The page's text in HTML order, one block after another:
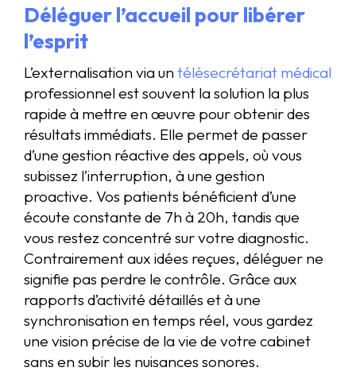
Déléguer l’accueil pour libérer
l’esprit
L’externalisation via untélésecrétariat médical
professionnel est souvent la solution la plus
rapide à mettre en œuvre pour obtenir des
résultats immédiats. Elle permet de passer
d’une gestion réactive des appels, où vous
subissez l’interruption, à une gestion
proactive. Vos patients bénéficient d’une
écoute constante de 7h à 20h, tandis que
vous restez concentré sur votre diagnostic.
Contrairement aux idées reçues, déléguer ne
signifie pas perdre le contrôle. Grâce aux
rapports d’activité détaillés et à une
synchronisation en temps réel, vous gardez
une vision précise de la vie de votre cabinet
sans en subir les nuisances sonores.